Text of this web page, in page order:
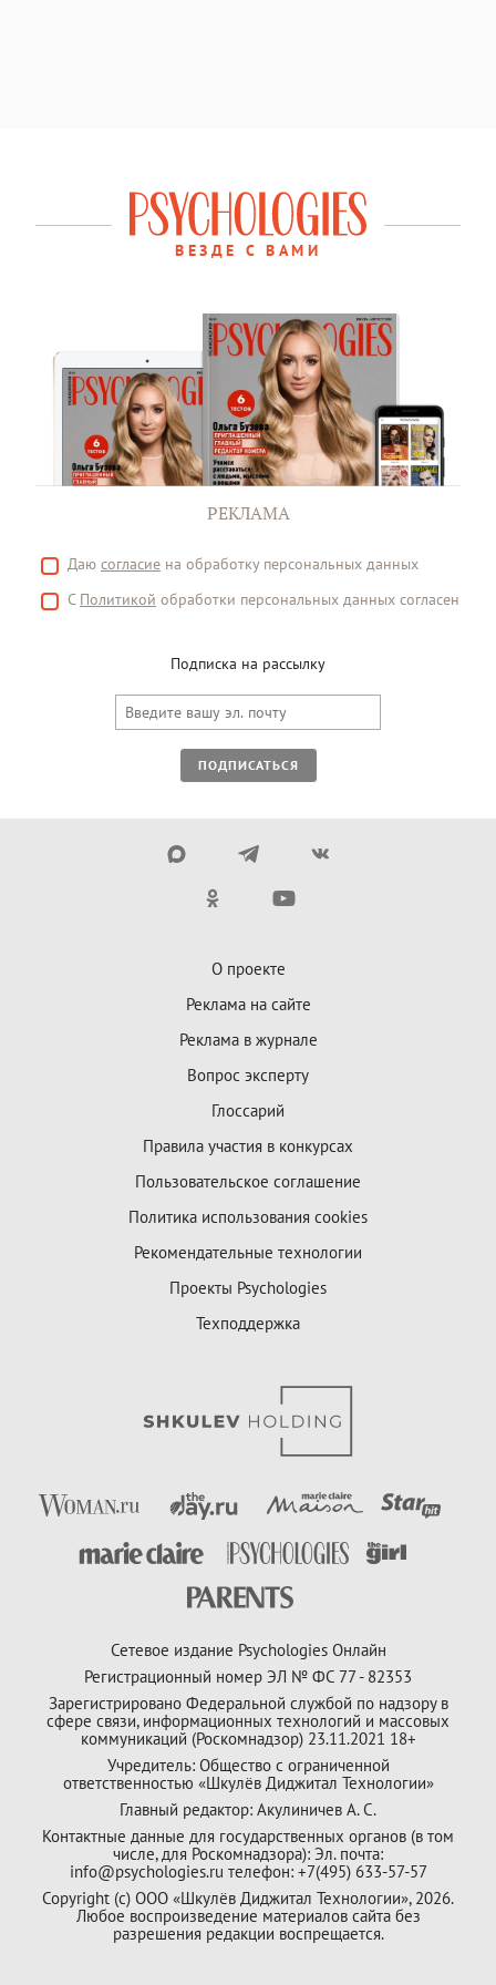
ВЕЗДЕ С ВАМИ
РЕКЛАМА
Даю согласие на обработку персональных данных
С Политикой обработки персональных данных согласен
Подписка на рассылку
ПОДПИСАТЬСЯ
О проекте
Реклама на сайте
Реклама в журнале
Вопрос эксперту
Глоссарий
Правила участия в конкурсах
Пользовательское соглашение
Политика использования cookies
Рекомендательные технологии
Проекты Psychologies
Техподдержка
Сетевое издание Psychologies Онлайн
Регистрационный номер ЭЛ № ФС 77 - 82353
Зарегистрировано Федеральной службой по надзору в
сфере связи, информационных технологий и массовых
коммуникаций (Роскомнадзор) 23.11.2021 18+
Учредитель: Общество с ограниченной
ответственностью «Шкулёв Диджитал Технологии»
Главный редактор: Акулиничев А. С.
Контактные данные для государственных органов (в том
числе, для Роскомнадзора): Эл. почта:
info@psychologies.ru телефон: +7(495) 633-57-57
Copyright (с) ООО «Шкулёв Диджитал Технологии», 2026.
Любое воспроизведение материалов сайта без
разрешения редакции воспрещается.